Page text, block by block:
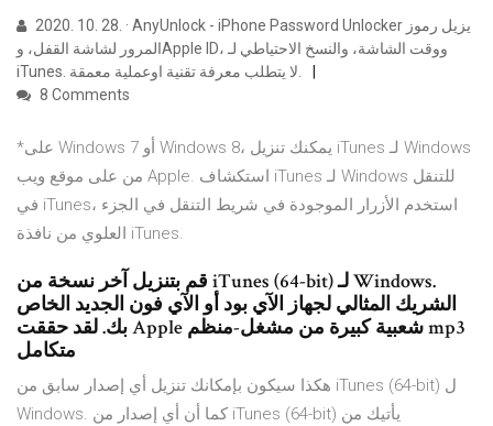
2020. 10. 28. · AnyUnlock - iPhone Password Unlocker يزيل رموز
المرور لشاشة القفل، وApple ID، ووقت الشاشة، والنسخ الاحتياطي لـ
iTunes. لا يتطلب معرفة تقنية اوعملية معمقة.
8 Comments
*على Windows 7 أو Windows 8، يمكنك تنزيل iTunes لـ Windows
من على موقع ويب Apple. استكشاف iTunes لـ Windows للتنقل
في iTunes، استخدم الأزرار الموجودة في شريط التنقل في الجزء
العلوي من نافذة iTunes.
قم بتنزيل آخر نسخة من iTunes (64-bit) لـ Windows.
الشريك المثالي لجهاز الآي بود أو الآي فون الجديد الخاص
بك. لقد حققت Apple شعبية كبيرة من مشغل-منظم mp3
متكامل
هكذا سيكون بإمكانك تنزيل أي إصدار سابق من iTunes (64-bit) ل
Windows. كما أن أي إصدار من iTunes (64-bit) يأتيك من